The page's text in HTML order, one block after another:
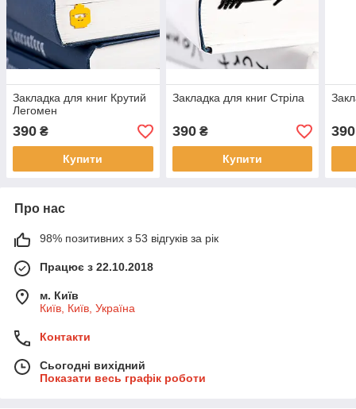
Закладка для книг Крутий
Легомен
390 ₴
Купити
Закладка для книг Стріла
390₴
Купити
390
Про нас
98% позитивних з 53 відгуків за рік
Працює з 22.10.2018
м. Київ
Київ, Київ, Україна
Контакти
Сьогодні вихідний
Показати весь графік роботи